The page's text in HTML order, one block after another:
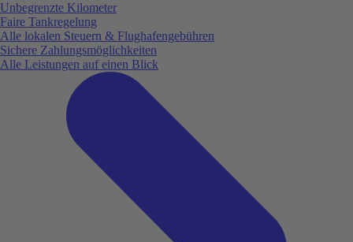
Unbegrenzte Kilometer
Faire Tankregelung
Alle lokalen Steuern & Flughafengebühren
Sichere Zahlungsmöglichkeiten
Alle Leistungen auf einen Blick